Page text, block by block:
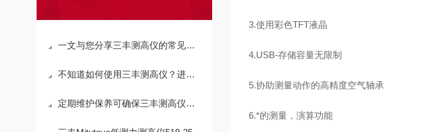
一文与您分享三丰测高仪的常见故障相应解决方法
不知道如何使用三丰测高仪？进来看
定期维护保养可确保三丰测高仪测量结果的准确性
3.使用彩色TFT液晶
4.USB-存储容量无限制
5.协助测量动作的高精度空气轴承
6.*的测量，演算功能